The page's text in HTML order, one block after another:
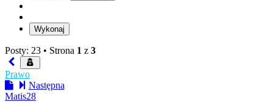
Posty: 23 • Strona 1 z 3
Prawo
Następna
Matis28